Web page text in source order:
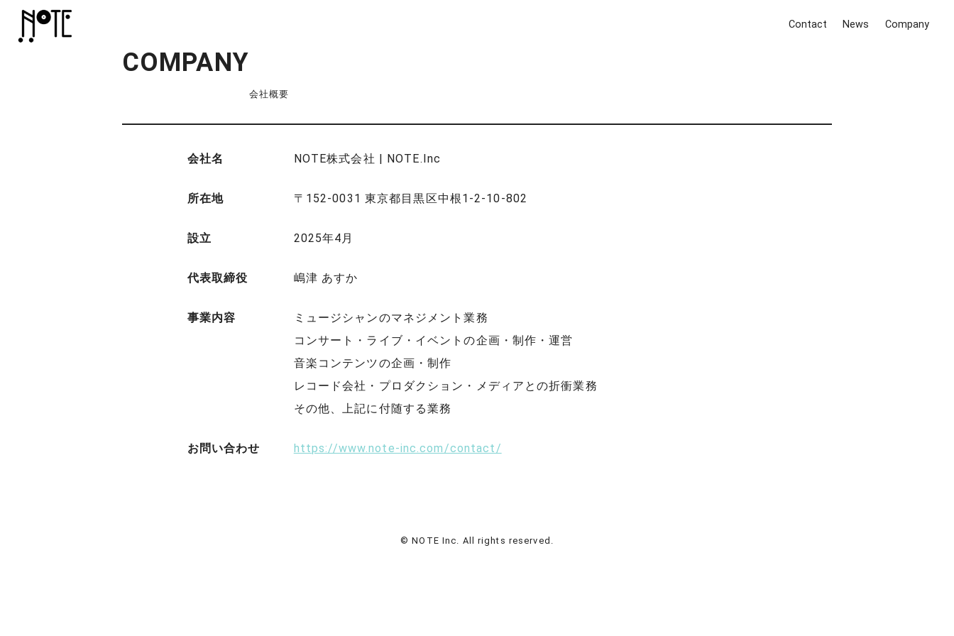
Contact News Company
COMPANY
会社概要
会社名 NOTE株式会社 | NOTE.Inc
所在地 〒152-0031 東京都目黒区中根1-2-10-802
設立 2025年4月
代表取締役 嶋津 あすか
事業内容
ミュージシャンのマネジメント業務
コンサート・ライブ・イベントの企画・制作・運営
音楽コンテンツの企画・制作
レコード会社・プロダクション・メディアとの折衝業務
その他、上記に付随する業務
お問い合わせ https://www.note-inc.com/contact/
© NOTE Inc. All rights reserved.